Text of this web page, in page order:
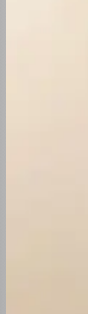
Ar
Ar
6
Ar